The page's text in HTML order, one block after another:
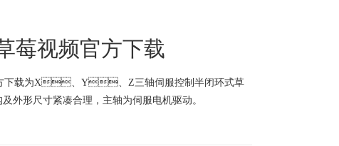
莓视频官方下载
方下载为X、Y、Z三轴伺服控制半闭环式草
及外形尺寸紧凑合理，主轴为伺服电机驱动。